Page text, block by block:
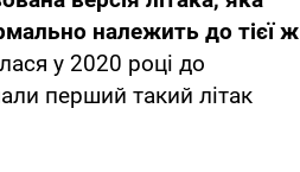
належить до тієї ж
у 2020 році до
перший такий літак